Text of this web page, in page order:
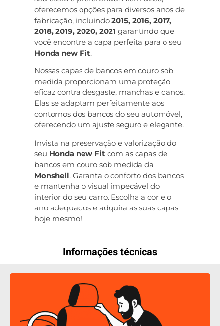
Informações técnicas
oferecemos opções para diversos anos de
fabricação, incluindo 2015, 2016, 2017,
2018, 2019, 2020, 2021 garantindo que
você encontre a capa perfeita para o seu
Honda new Fit.
Nossas capas de bancos em couro sob
medida proporcionam uma proteção
eficaz contra desgaste, manchas e danos.
Elas se adaptam perfeitamente aos
contornos dos bancos do seu automóvel,
oferecendo um ajuste seguro e elegante.
Invista na preservação e valorização do
seu Honda new Fit com as capas de
bancos em couro sob medida da
Monshell. Garanta o conforto dos bancos
e mantenha o visual impecável do
interior do seu carro. Escolha a cor e o
ano adequados e adquira as suas capas
hoje mesmo!